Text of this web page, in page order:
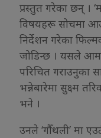
प्रस्तुत गरेका छन् ।
विषयहरू सोचमा
निर्देशन गरेका
जोडिन्छ । यसले आम
परिचित गराउनुका
भन्नेबारेमा सुक्ष्म
भने ।
उनले ‘गौँथली’ मा